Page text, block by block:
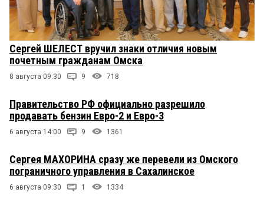
Сергей ШЕЛЕСТ вручил знаки отличия новым
почетным гражданам Омска
8 августа 09:30 9 718
Правительство РФ официально разрешило
продавать бензин Евро-2 и Евро-3
6 августа 14:00 9 1361
Сергея МАХОРИНА сразу же перевели из Омского
пограничного управления в Сахалинское
6 августа 09:30 1 1334